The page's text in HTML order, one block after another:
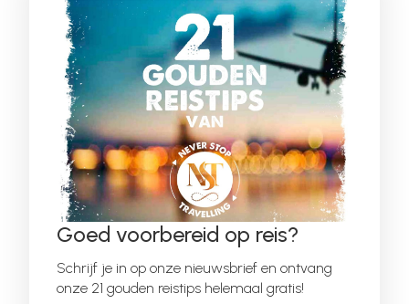
Goed voorbereid op reis?
Schrijf je in op onze nieuwsbrief en ontvang
onze 21 gouden reistips helemaal gratis!